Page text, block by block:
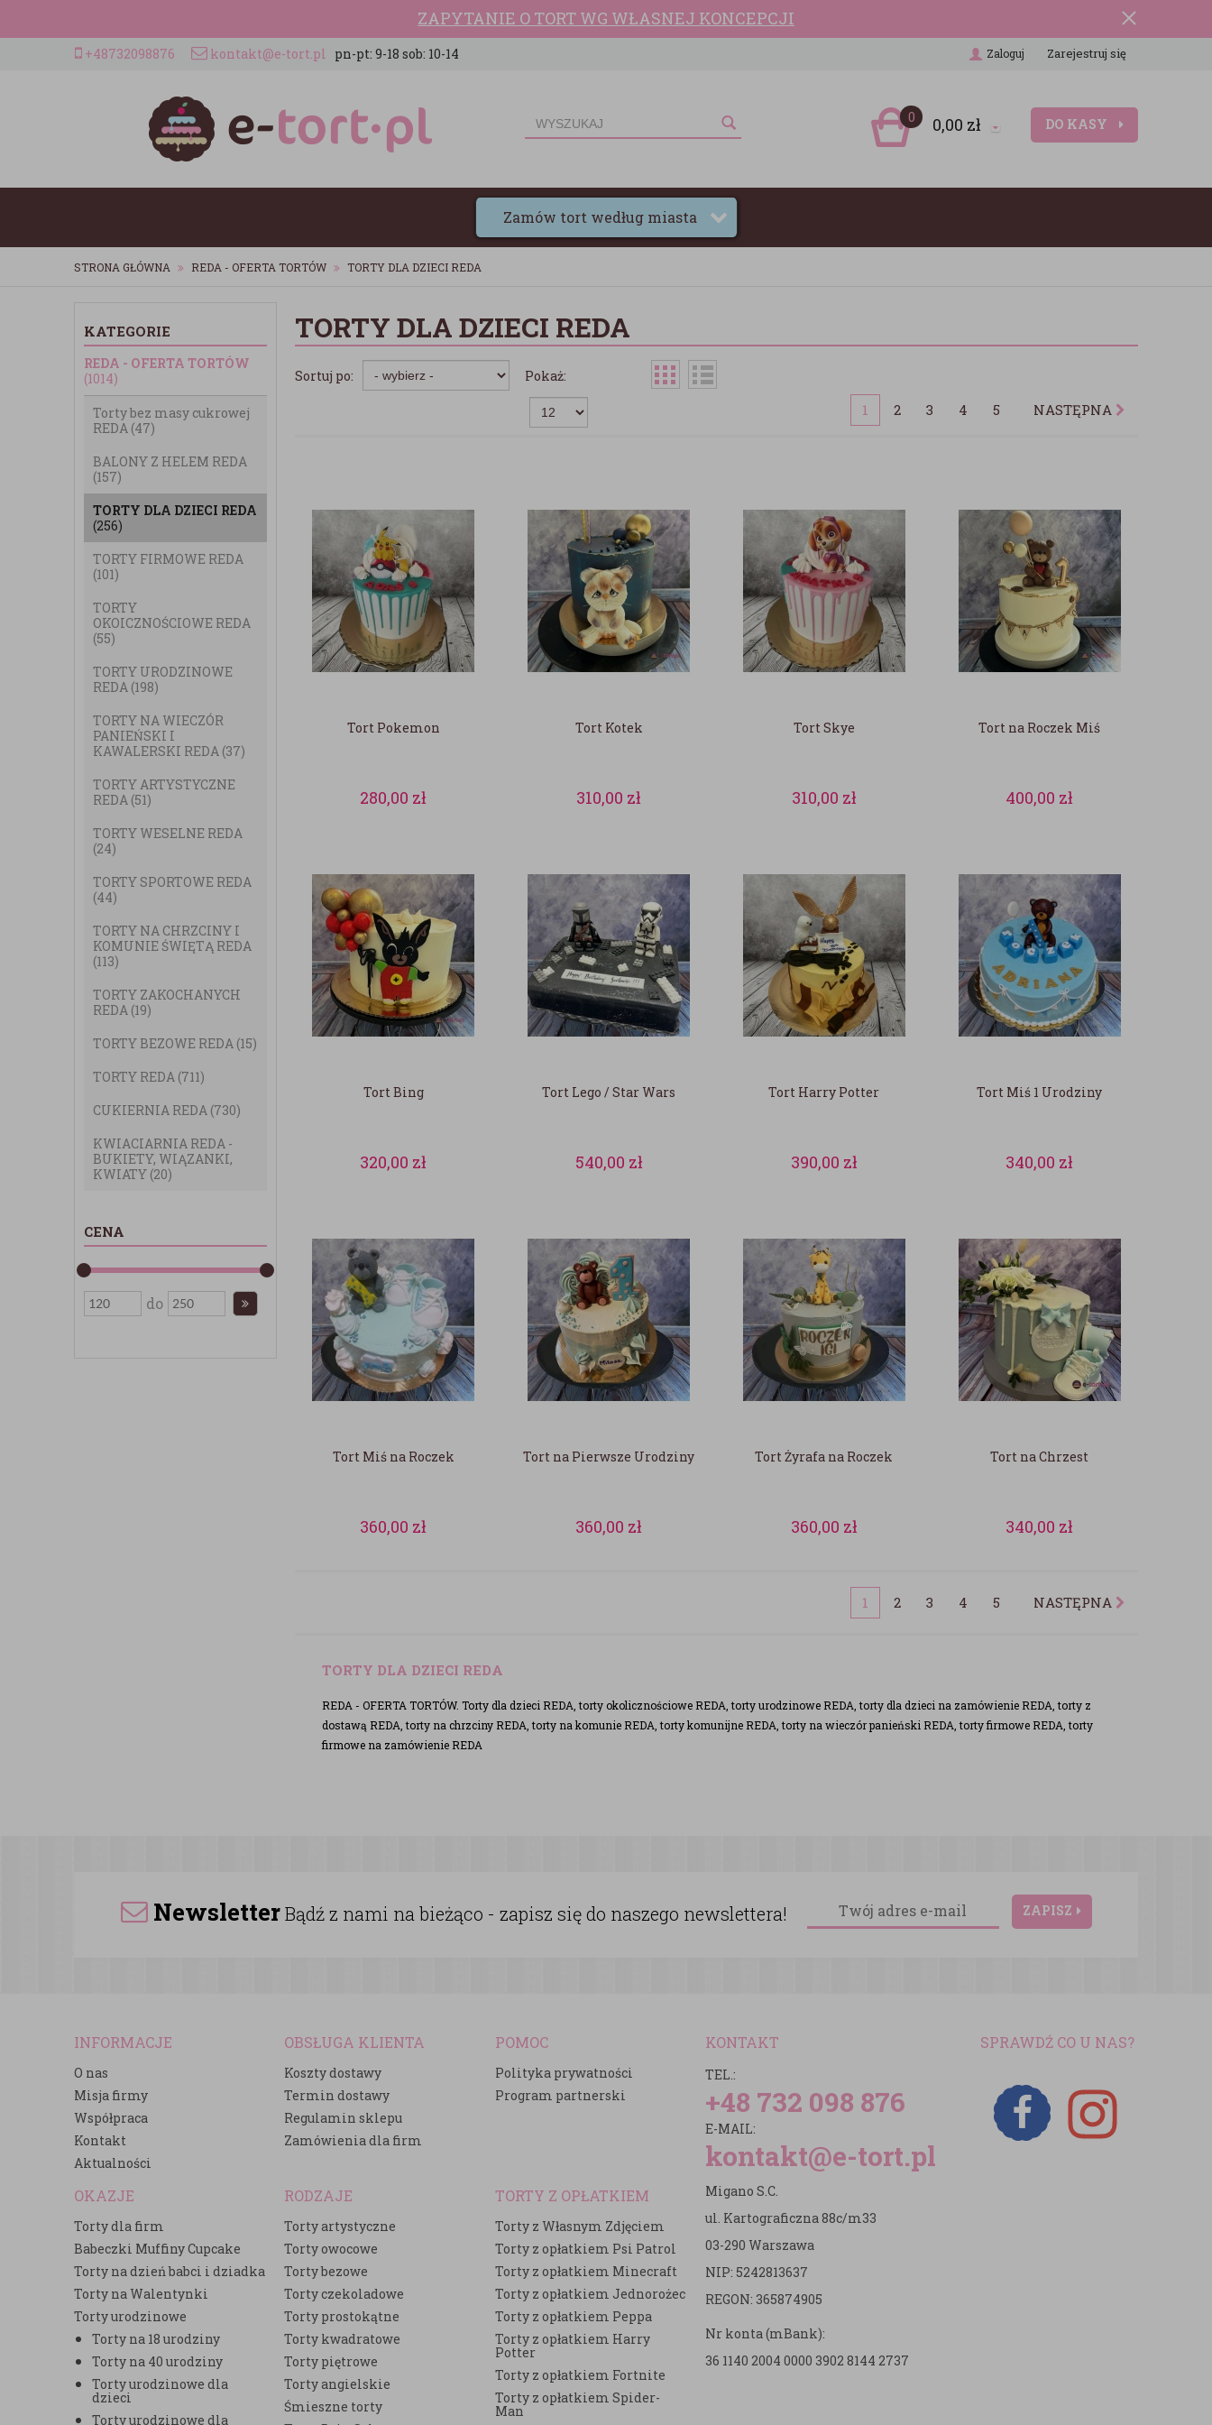
ZAPYTANIE O TORT WG WŁASNEJ KONCEPCJI
+48732098876 kontakt@e-tort.pl pn-pt: 9-18 sob: 10-14 Zaloguj Zarejestruj się
0 0,00 zł DO KASY
Zamów tort według miasta
STRONA GŁÓWNA REDA - OFERTA TORTÓW TORTY DLA DZIECI REDA
KATEGORIE
REDA - OFERTA TORTÓW
(1014)
Torty bez masy cukrowej
REDA (47)
BALONY Z HELEM REDA
(157)
TORTY DLA DZIECI REDA
(256)
TORTY FIRMOWE REDA
(101)
TORTY
OKOICZNOŚCIOWE REDA
(55)
TORTY URODZINOWE
REDA (198)
TORTY NA WIECZÓR
PANIEŃSKI I
KAWALERSKI REDA (37)
TORTY ARTYSTYCZNE
REDA (51)
TORTY WESELNE REDA
(24)
TORTY SPORTOWE REDA
(44)
TORTY NA CHRZCINY I
KOMUNIE ŚWIĘTĄ REDA
(113)
TORTY ZAKOCHANYCH
REDA (19)
TORTY BEZOWE REDA (15)
TORTY REDA (711)
CUKIERNIA REDA (730)
KWIACIARNIA REDA -
BUKIETY, WIĄZANKI,
KWIATY (20)
CENA
do
TORTY DLA DZIECI REDA
Sortuj po: Pokaż:
1 2 3 4 5 NASTĘPNA
Tort Pokemon
280,00 zł
Tort Kotek
310,00 zł
Tort Skye
310,00 zł
Tort na Roczek Miś
400,00 zł
Tort Bing
320,00 zł
Tort Lego / Star Wars
540,00 zł
Tort Harry Potter
390,00 zł
Tort Miś 1 Urodziny
340,00 zł
Tort Miś na Roczek
360,00 zł
Tort na Pierwsze Urodziny
360,00 zł
Tort Żyrafa na Roczek
360,00 zł
Tort na Chrzest
340,00 zł
1 2 3 4 5 NASTĘPNA
TORTY DLA DZIECI REDA
REDA - OFERTA TORTÓW. Torty dla dzieci REDA, torty okolicznościowe REDA, torty urodzinowe REDA, torty dla dzieci na zamówienie REDA, torty z
dostawą REDA, torty na chrzciny REDA, torty na komunie REDA, torty komunijne REDA, torty na wieczór panieński REDA, torty firmowe REDA, torty
firmowe na zamówienie REDA
NewsletterBądź z nami na bieżąco - zapisz się do naszego newslettera! ZAPISZ
INFORMACJE
O nas
Misja firmy
Współpraca
Kontakt
Aktualności
OBSŁUGA KLIENTA
Koszty dostawy
Termin dostawy
Regulamin sklepu
Zamówienia dla firm
POMOC
Polityka prywatności
Program partnerski
OKAZJE
Torty dla firm
Babeczki Muffiny Cupcake
Torty na dzień babci i dziadka
Torty na Walentynki
Torty urodzinowe
Torty na 18 urodziny
Torty na 40 urodziny
Torty urodzinowe dla
dzieci
Torty urodzinowe dla
RODZAJE
Torty artystyczne
Torty owocowe
Torty bezowe
Torty czekoladowe
Torty prostokątne
Torty kwadratowe
Torty piętrowe
Torty angielskie
Śmieszne torty
TORTY Z OPŁATKIEM
Torty z Własnym Zdjęciem
Torty z opłatkiem Psi Patrol
Torty z opłatkiem Minecraft
Torty z opłatkiem Jednorożec
Torty z opłatkiem Peppa
Torty z opłatkiem Harry
Potter
Torty z opłatkiem Fortnite
Torty z opłatkiem Spider-
Man
KONTAKT
TEL.:
+48 732 098 876
E-MAIL:
kontakt@e-tort.pl
Migano S.C.
ul. Kartograficzna 88c/m33
03-290 Warszawa
NIP: 5242813637
REGON: 365874905
Nr konta (mBank):
36 1140 2004 0000 3902 8144 2737
SPRAWDŹ CO U NAS?